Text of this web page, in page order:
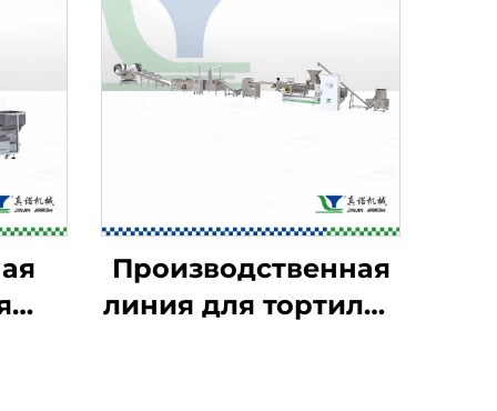
Производственная
линия для тортильи